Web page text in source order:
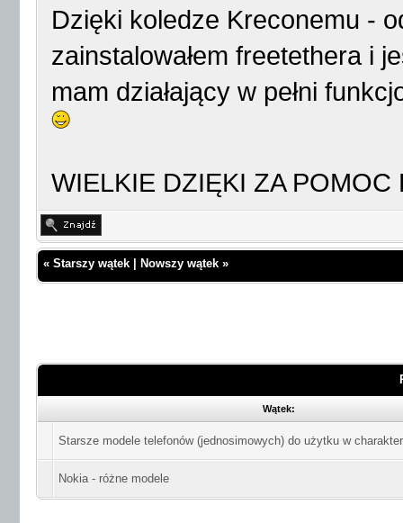
Dzięki koledze Kreconemu -
zainstalowałem freetethera i
mam działający w pełni
WIELKIE DZIĘKI ZA POMOC
« Starszy wątek Nowszy wątek »
Wątek:
Starsze modele telefonów (jednosimowych) do użytku w
Nokia - różne modele